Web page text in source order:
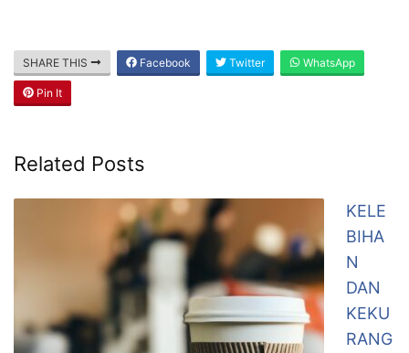
SHARE THIS Facebook Twitter WhatsApp
Pin It
Related Posts
KELE
BIHA
N
DAN
KEKU
RANG